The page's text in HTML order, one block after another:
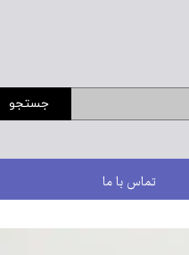
جستجو
تماس با ما